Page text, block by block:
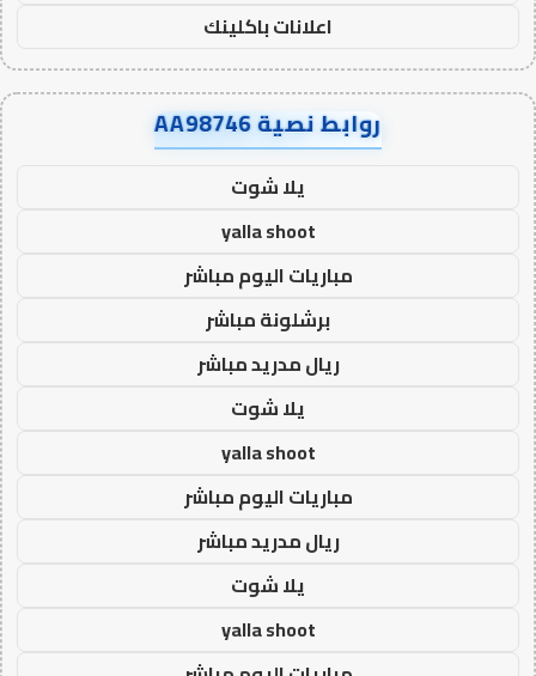
اعلانات باكلينك
روابط نصية AA98746
يلا شوت
yalla shoot
مباريات اليوم مباشر
برشلونة مباشر
ريال مدريد مباشر
يلا شوت
yalla shoot
مباريات اليوم مباشر
ريال مدريد مباشر
يلا شوت
yalla shoot